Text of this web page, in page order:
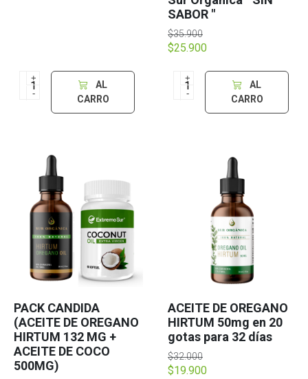
+
-
AL
CARRO
SABOR "
$35.900
$25.900
+
-
AL
CARRO
PACK CANDIDA
(ACEITE DE OREGANO
HIRTUM 132 MG +
ACEITE DE COCO
500MG)
ACEITE DE OREGANO
HIRTUM 50mg en 20
gotas para 32 días
$32.000
$19.900